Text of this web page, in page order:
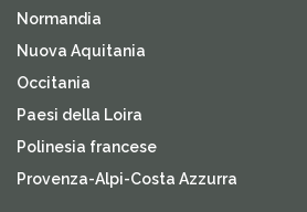
Normandia
Nuova Aquitania
Occitania
Paesi della Loira
Polinesia francese
Provenza-Alpi-Costa Azzurra